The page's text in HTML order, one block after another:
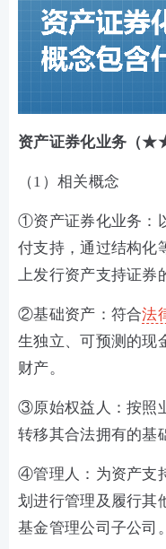
资产证券化业务（★★
（1）相关概念
①资产证券化业务：
付支持，通过结构化
上发行资产支持证券
②基础资产：符合法
生独立、可预测的现
财产。
③原始权益人：按照
转移其合法拥有的基
④管理人：为资产支
划进行管理及履行其
基金管理公司子公司。